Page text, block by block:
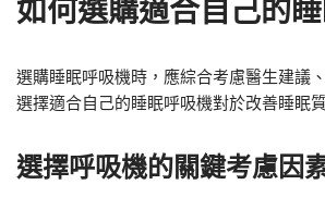
如何選購適合自己的
選購睡眠呼吸機時，應綜合考慮醫生建議
選擇適合自己的睡眠呼吸機對於改善睡眠
選擇呼吸機的關鍵考慮因